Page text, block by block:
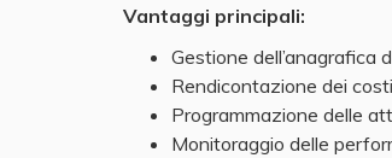
Vantaggi principali:
Gestione dell’anagrafica
Rendicontazione dei
Programmazione delle
Monitoraggio delle